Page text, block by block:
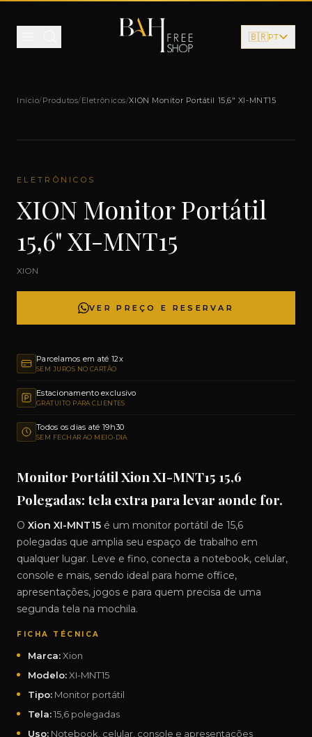
🇧🇷PT
Início/Produtos/Eletrônicos/XION Monitor Portátil 15,6" XI-MNT15
ELETRÔNICOS
XION Monitor Portátil
15,6" XI-MNT15
XION
VER PREÇO E RESERVAR
Parcelamos em até 12x
SEM JUROS NO CARTÃO
Estacionamento exclusivo
GRATUITO PARA CLIENTES
Todos os dias até 19h30
SEM FECHAR AO MEIO-DIA
Monitor Portátil Xion XI-MNT15 15,6
Polegadas: tela extra para levar aonde for.
O Xion XI-MNT15 é um monitor portátil de 15,6
polegadas que amplia seu espaço de trabalho em
qualquer lugar. Leve e fino, conecta a notebook, celular,
console e mais, sendo ideal para home office,
apresentações, jogos e para quem precisa de uma
segunda tela na mochila.
FICHA TÉCNICA
Marca:Xion
Modelo:XI-MNT15
Tipo: Monitor portátil
Tela:15,6 polegadas
Uso: Notebook, celular, console e apresentações